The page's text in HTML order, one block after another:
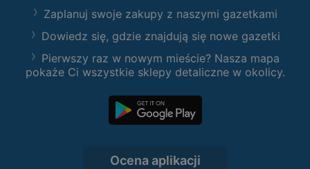
Zaplanuj swoje zakupy z naszymi gazetkami
Dowiedz się, gdzie znajdują się nowe gazetki
Pierwszy raz w nowym mieście? Nasza mapa
pokaże Ci wszystkie sklepy detaliczne w okolicy.
Ocena aplikacji